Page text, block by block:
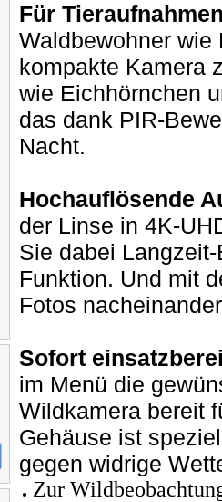
Für
Waldbewohner
kompakte Kamera
wie Eichhörnchen
das dank PIR-
Nacht.
Hochauflösende
der Linse in 4K-
Sie dabei
Funktion. Und mit
Fotos
Sofort
im Menü die
Wildkamera bereit
Gehäuse ist
gegen widrige
Zur